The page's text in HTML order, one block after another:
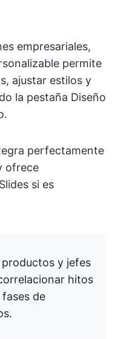
empresariales,
permite
ajustar estilos y
la pestaña Diseño
perfectamente
ofrece
si es
y jefes
hitos
de